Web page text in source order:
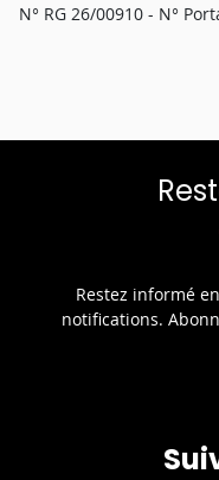
N° RG 26/00910 - N°
Restez informé
notifications.